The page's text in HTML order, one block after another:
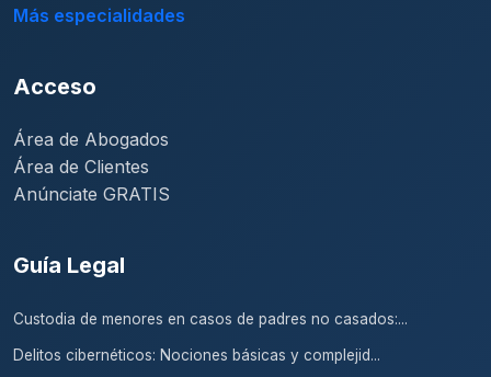
Más especialidades
Acceso
Área de Abogados
Área de Clientes
Anúnciate GRATIS
Guía Legal
Custodia de menores en casos de padres no casados:...
Delitos cibernéticos: Nociones básicas y complejid...